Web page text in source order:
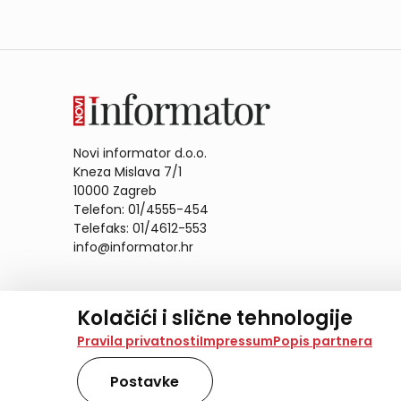
Kolačići i slične tehnologije
Na našoj web stranici koristimo kolačiće i slične
analiziramo promet na stranici te prikazujemo
također koriste ove tehnologije.
Odabirom opcije „Samo nužno“ prihvaćate samo
Pravila privatnostiImpressumPopis partnera
Postavke
Novi informator d.o.o.
Kneza Mislava 7/1
10000 Zagreb
Telefon: 01/4555-454
Telefaks: 01/4612-553
info@informator.hr